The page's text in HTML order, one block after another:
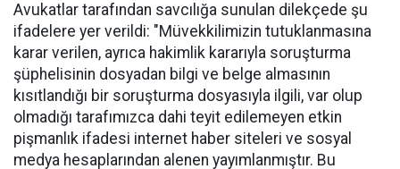
Avukatlar tarafından savcılığa sunulan dilekçede şu
ifadelere yer verildi: "Müvekkilimizin tutuklanmasına
karar verilen, ayrıca hakimlik kararıyla soruşturma
şüphelisinin dosyadan bilgi ve belge almasının
kısıtlandığı bir soruşturma dosyasıyla ilgili, var olup
olmadığı tarafımızca dahi teyit edilemeyen etkin
pişmanlık ifadesi internet haber siteleri ve sosyal
medya hesaplarından alenen yayımlanmıştır. Bu